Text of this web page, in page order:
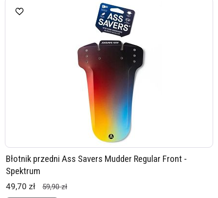
Błotnik przedni Ass Savers Mudder Regular Front -
Spektrum
49,70 zł 59,90 zł